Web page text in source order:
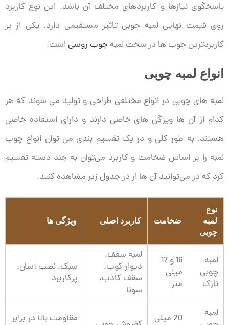
پاسخگوی نیازها و کاربردهای مختلف آن باشد. این نوع کاربرد
روی قیمت نهایی لمبه چوبی تاثیر مستقیمی دارد. یکی از پر
کاربردترین چوب ها در سخت لمبه چوب روسیاست.
انواع لمبه چوبی
لمبه های چوبی در انواع مختلفی طراحی و تولید می شوند که هر
کدام از آن ها ویژگی های خاصی دارند و دارای استفاده خاصی
هستند. به طور کلی و در یک تقسیم بندی می توان انواع چوب
لمبه را بر اساس ضخامت و کاربرد می‌توان به چند دسته تقسیم
کرد که در می‌توانید آن ها ار در جدول زیر مشاهده کنید.
نوع
لمبه
چوبی
ضخامت کاربرد اصلی ویژگی ها
لمبه
چوبی
نازک
16 و 17
میلی
متر
لمبه سقف،
دیوار کوب،
سقف کاذب،
سونا
سبک، نصب آسان،
پرکاربرد
لمبه
20 میلی
مقاومت بالا در برابر